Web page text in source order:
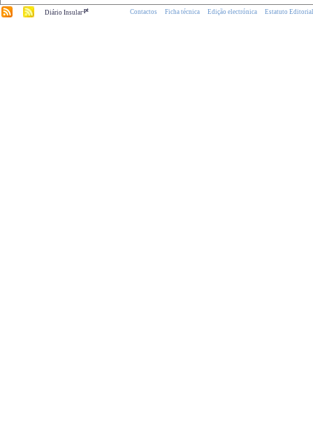
Diário Insular.pt Contactos Ficha técnica Edição electrónica Estatuto Editorial